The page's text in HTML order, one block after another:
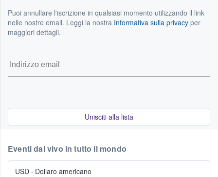
Puoi annullare l'iscrizione in qualsiasi momento utilizzando il link
nelle nostre email. Leggi la nostra Informativa sulla privacy per
maggiori dettagli.
Unisciti alla lista
Eventi dal vivo in tutto il mondo
USD · Dollaro americano